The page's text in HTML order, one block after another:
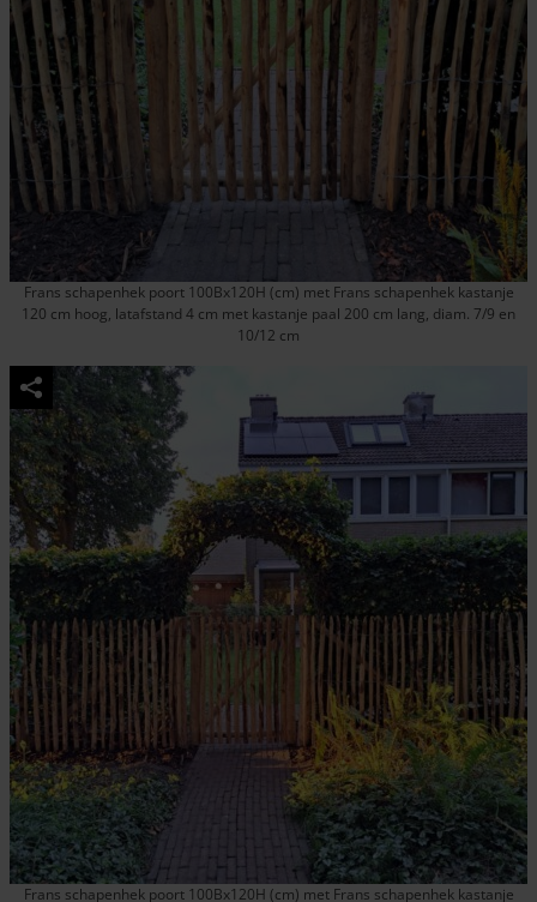
Frans schapenhek poort 100Bx120H (cm) met Frans schapenhek kastanje
120 cm hoog, latafstand 4 cm met kastanje paal 200 cm lang, diam. 7/9 en
10/12 cm
Frans schapenhek poort 100Bx120H (cm) met Frans schapenhek kastanje